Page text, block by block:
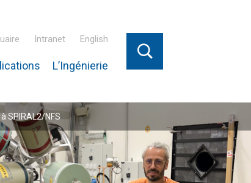
Intranet English
L’Ingénierie
SPIRAL2/NFS